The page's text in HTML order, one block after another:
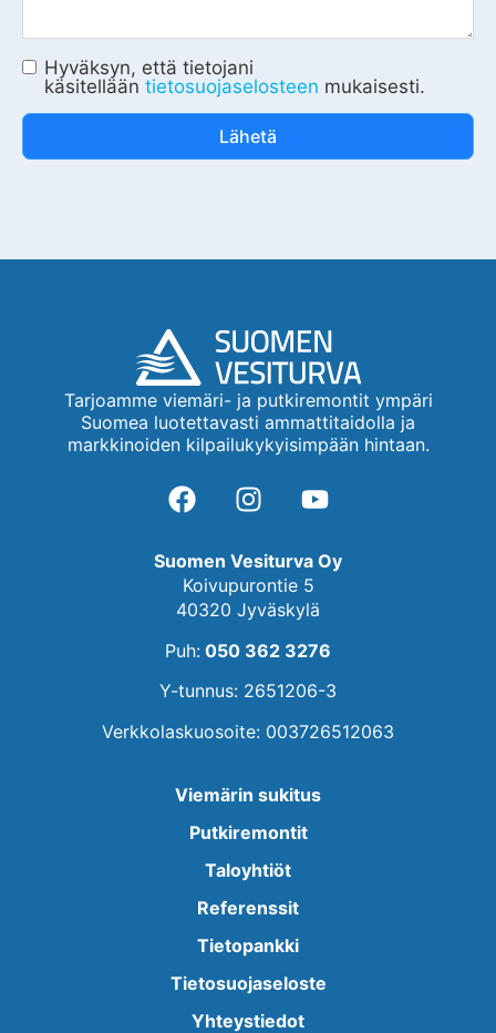
Hyväksyn, että tietojani
käsitellään tietosuojaselosteen mukaisesti.
Lähetä
Tarjoamme viemäri- ja putkiremontit ympäri
Suomea luotettavasti ammattitaidolla ja
markkinoiden kilpailukykyisimpään hintaan.
Suomen Vesiturva Oy
Koivupurontie 5
40320 Jyväskylä
Puh: 050 362 3276
Y-tunnus: 2651206-3
Verkkolaskuosoite: 003726512063
Viemärin sukitus
Putkiremontit
Taloyhtiöt
Referenssit
Tietopankki
Tietosuojaseloste
Yhteystiedot